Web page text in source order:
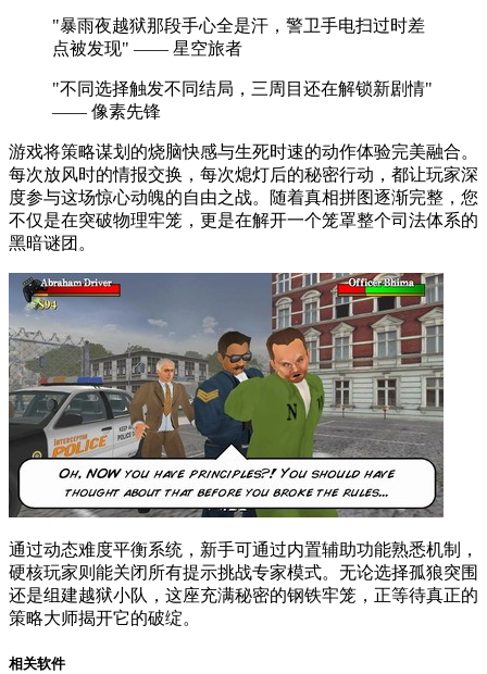
"暴雨夜越狱那段手心全是汗，警卫手电扫过时差
点被发现" —— 星空旅者
"不同选择触发不同结局，三周目还在解锁新剧情"
—— 像素先锋
游戏将策略谋划的烧脑快感与生死时速的动作体验完美融合。
每次放风时的情报交换，每次熄灯后的秘密行动，都让玩家深
度参与这场惊心动魄的自由之战。随着真相拼图逐渐完整，您
不仅是在突破物理牢笼，更是在解开一个笼罩整个司法体系的
黑暗谜团。
通过动态难度平衡系统，新手可通过内置辅助功能熟悉机制，
硬核玩家则能关闭所有提示挑战专家模式。无论选择孤狼突围
还是组建越狱小队，这座充满秘密的钢铁牢笼，正等待真正的
策略大师揭开它的破绽。
相关软件